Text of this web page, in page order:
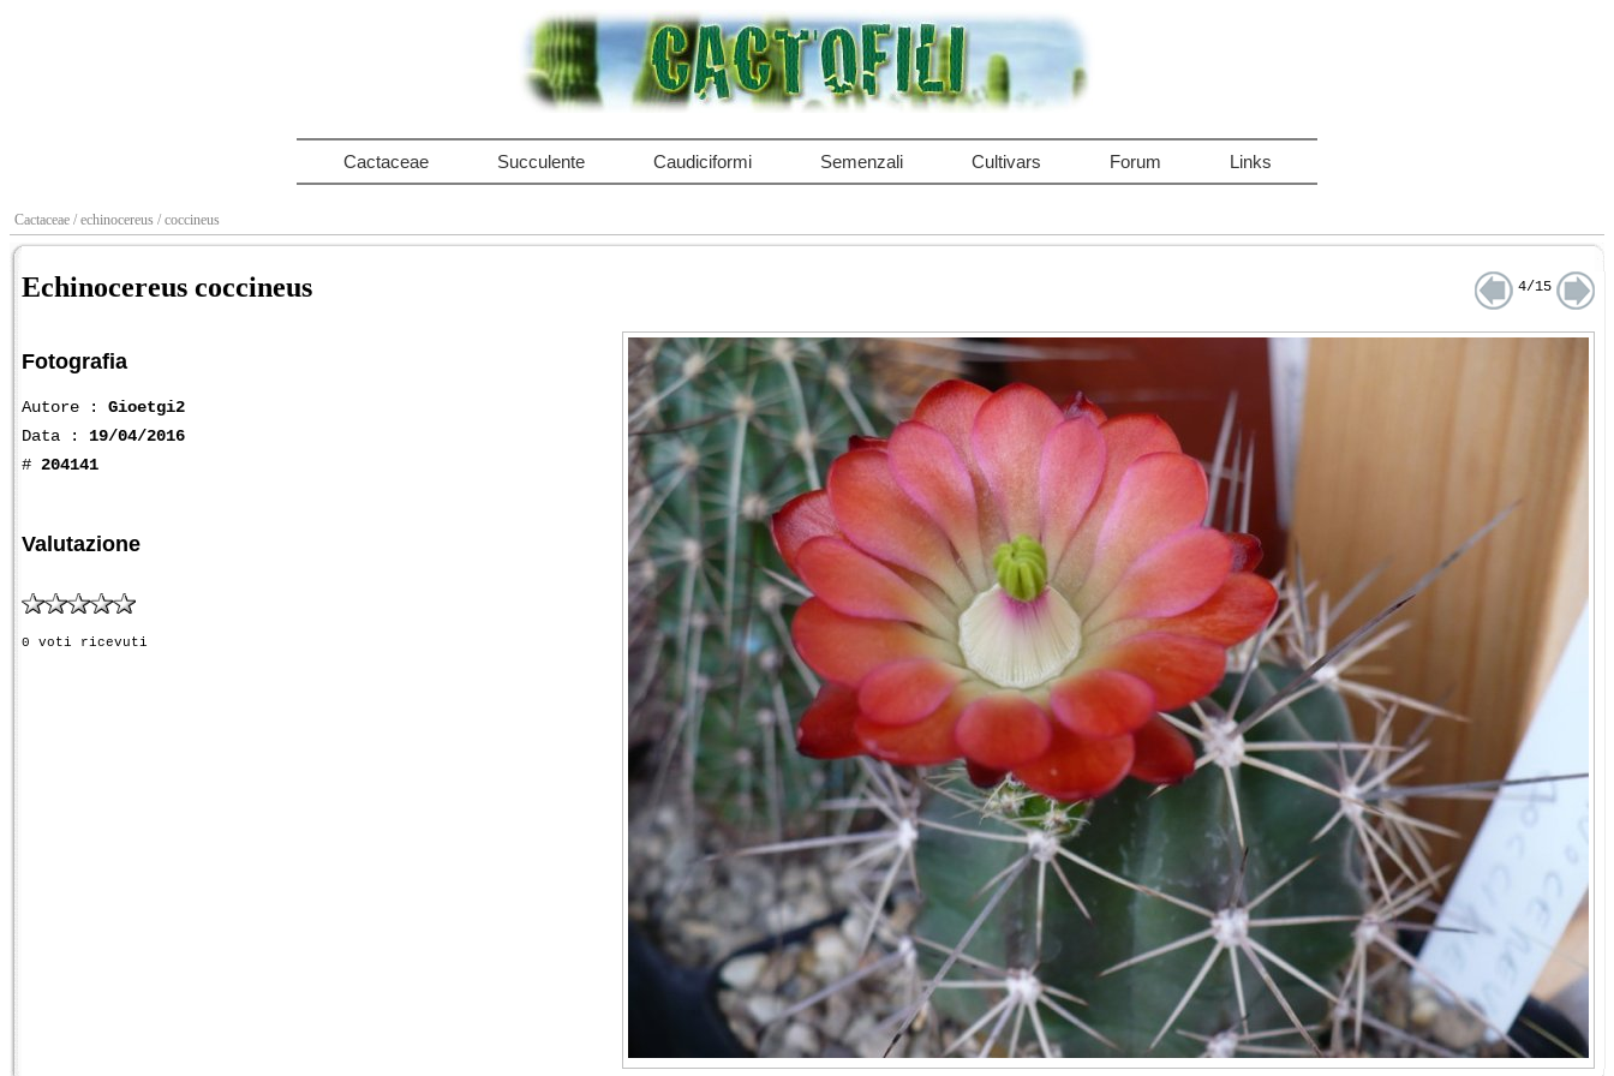
Cactaceae Succulente Caudiciformi Semenzali Cultivars Forum Links
Cactaceae / echinocereus / coccineus
Echinocereus coccineus 4/15
Fotografia
Autore : Gioetgi2
Data : 19/04/2016
# 204141
Valutazione
0 voti ricevuti